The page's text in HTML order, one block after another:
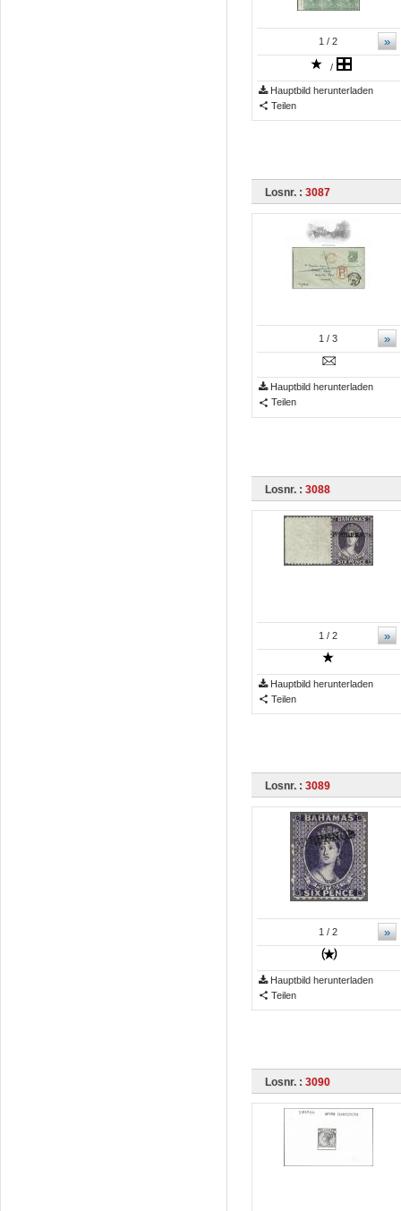
»
1 / 2
/
Hauptbild herunterladen
Teilen
Losnr. : 3087
»
1 / 3
Hauptbild herunterladen
Teilen
Losnr. : 3088
»
1 / 2
Hauptbild herunterladen
Teilen
Losnr. : 3089
»
1 / 2
Hauptbild herunterladen
Teilen
Losnr. : 3090